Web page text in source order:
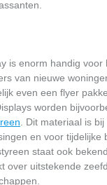
is enorm handig voor
van nieuwe
even een flyer
worden
. Dit materiaal is
en voor tijdelijke
staat ook
over uitstekende